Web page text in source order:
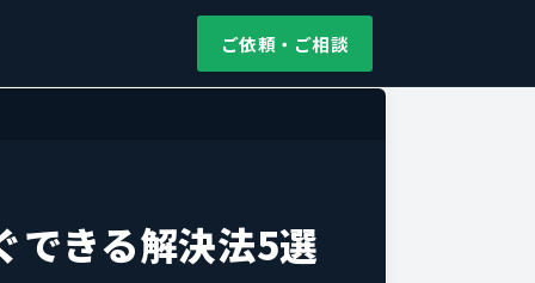
ご依頼・ご相談
できる解決法5選